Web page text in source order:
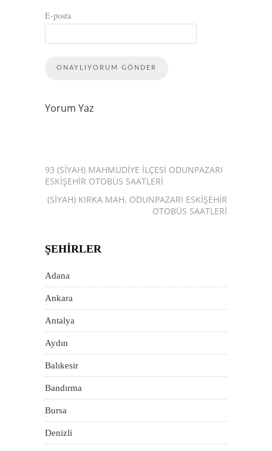
E-posta
Yorum Yaz
93 (SIYAH) MAHMUDIYE İLÇESI ODUNPAZARI
ESKIŞEHIR OTOBÜS SAATLERI
102 (SIYAH) KIRKA MAH. ODUNPAZARI ESKIŞEHIR
OTOBÜS SAATLERI
ŞEHIRLER
Adana
Ankara
Antalya
Aydın
Balıkesir
Bandırma
Bursa
Denizli